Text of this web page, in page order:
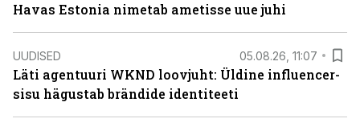
Havas Estonia nimetab ametisse uue juhi
UUDISED 05.08.26, 11:07
Läti agentuuri WKND loovjuht: Üldine influencer-
sisu hägustab brändide identiteeti